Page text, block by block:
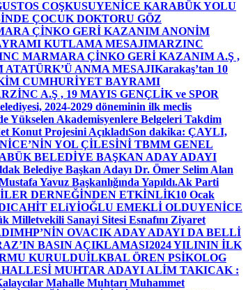
COŞKUSUYENİCE KARABÜK YOLU
ÇOCUK DOKTORU GÖZ
ÇİNKO GERİ KAZANIM ANONİM
KUTLAMA MESAJIMARZINC
MARMARA ÇİNKO GERİ KAZANIM A.Ş ,
ATATÜRK’Ü ANMA MESAJIKarakaş’tan 10
CUMHURİYET BAYRAMI
A.Ş , 19 MAYIS GENÇLİK ve SPOR
2024-2029 döneminin ilk meclis
Yükselen Akademisyenlere Belgeleri Takdim
Konut Projesini AçıkladıSon dakika: ÇAYLI,
YOL ÇİLESİNİ TBMM GENEL
BELEDİYE BAŞKAN ADAY ADAYI
Belediye Başkan Adayı Dr. Ömer Selim Alan
Yavuz Başkanlığında Yapıldı.Ak Parti
DERNEĞİNDEN ETKİNLİK10 Ocak
CAHİT ELiYİOĞLU EMEKLİ OLDUYENİCE
Milletvekili Sanayi Sitesi Esnafını Ziyaret
MHP’NİN OVACIK ADAY ADAYI DA BELLİ
BASIN AÇIKLAMASI2024 YILININ İLK
KURULDUİLKBAL ÖREN PSİKOLOG
MUHTAR ADAYI ALİM TAKICAK :
Mahalle Muhtarı Muhammet